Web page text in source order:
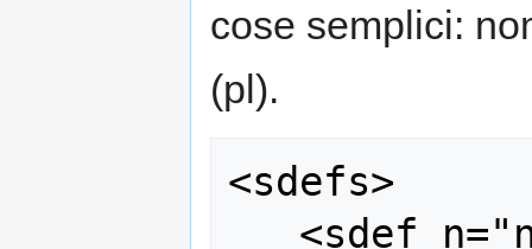
cose semplici:
(pl).
<sdefs>